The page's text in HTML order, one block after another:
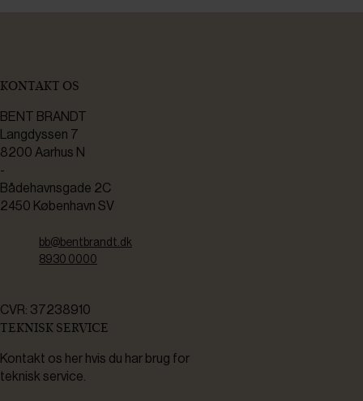
KONTAKT OS
BENT BRANDT
Langdyssen 7
8200 Aarhus N
-
Bådehavnsgade 2C
2450 København SV
bb@bentbrandt.dk
8930 0000
CVR: 37238910
TEKNISK SERVICE
Kontakt os her hvis du har brug for
teknisk service.